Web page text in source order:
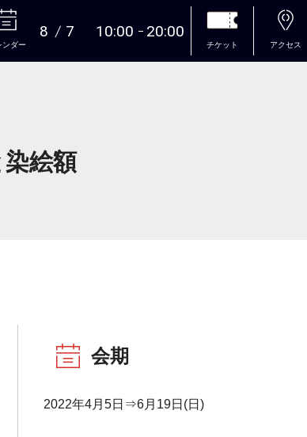
本文へ
ンダー
8 7 10:00 20:00
チケット アクセス
絵額
会期
2022年4月5日⇒6月19日(日)